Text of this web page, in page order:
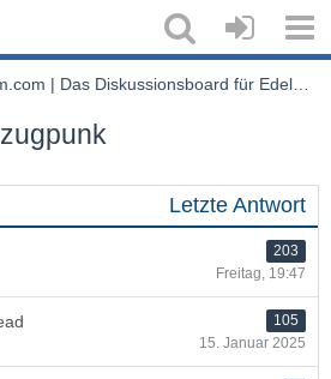
Das Diskussionsboard für Edelmetalle & Rohstoffe
Letzte Antwort
203
Freitag, 19:47
105
15. Januar 2025